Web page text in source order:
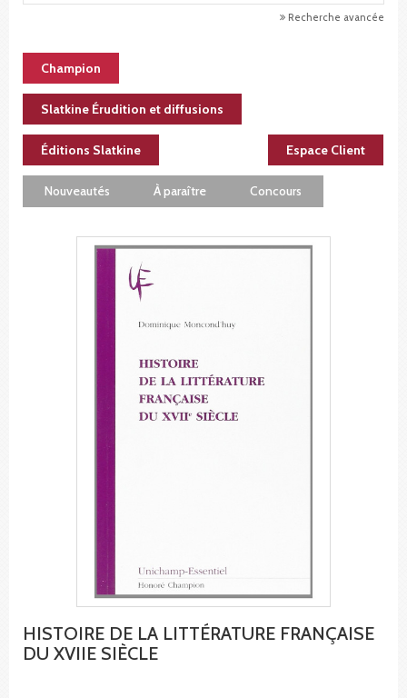
Recherche avancée
Champion
Slatkine Érudition et diffusions
Éditions Slatkine Espace Client
Nouveautés À paraître Concours
HISTOIRE DE LA LITTÉRATURE FRANÇAISE
DU XVIIE SIÈCLE